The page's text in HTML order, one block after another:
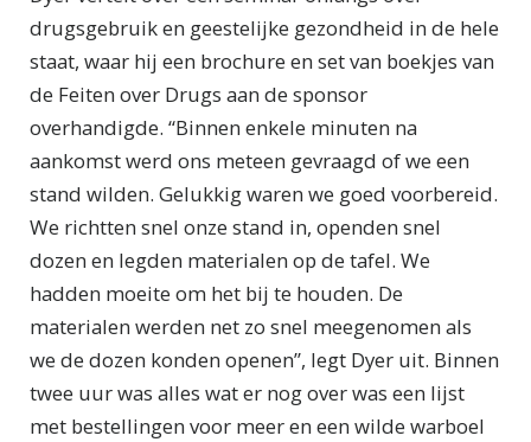
drugsgebruik en geestelijke gezondheid in de hele
staat, waar hij een brochure en set van boekjes van
de Feiten over Drugs aan de sponsor
overhandigde. “Binnen enkele minuten na
aankomst werd ons meteen gevraagd of we een
stand wilden. Gelukkig waren we goed voorbereid.
We richtten snel onze stand in, openden snel
dozen en legden materialen op de tafel. We
hadden moeite om het bij te houden. De
materialen werden net zo snel meegenomen als
we de dozen konden openen”, legt Dyer uit. Binnen
twee uur was alles wat er nog over was een lijst
met bestellingen voor meer en een wilde warboel